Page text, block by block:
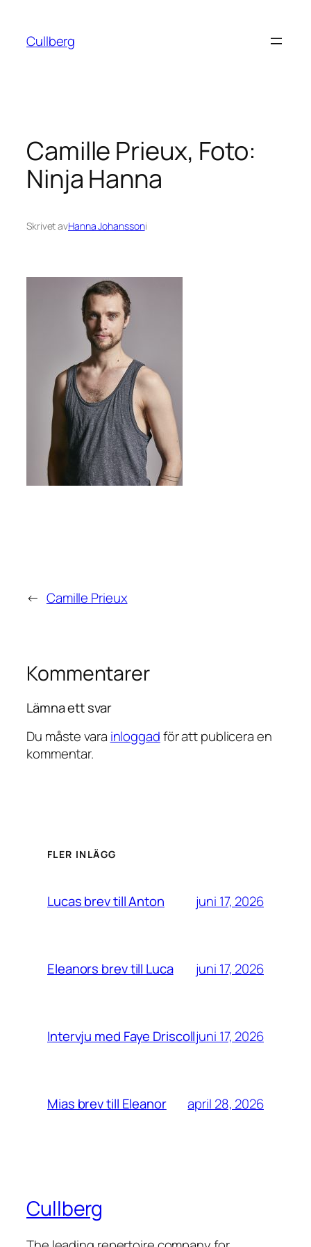
innehåll
Cullberg
Camille Prieux, Foto:
Ninja Hanna
Skrivet avHanna Johanssoni
← Camille Prieux
Kommentarer
Lämna ett svar
Du måste vara inloggadför att publicera en
kommentar.
FLER INLÄGG
Lucas brev till Anton juni 17, 2026
Eleanors brev till Luca juni 17, 2026
Intervju med Faye Driscolljuni 17, 2026
Mias brev till Eleanor april 28, 2026
Cullberg